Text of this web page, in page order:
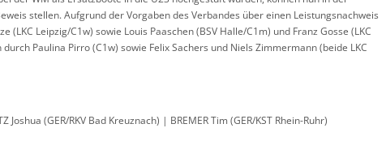
stellen. Aufgrund der Vorgaben des Verbandes über einen Leistungsnachweis
(LKC Leipzig/C1w) sowie Louis Paaschen (BSV Halle/C1m) und Franz Gosse (LKC
Paulina Pirro (C1w) sowie Felix Sachers und Niels Zimmermann (beide LKC
Joshua (GER/RKV Bad Kreuznach) | BREMER Tim (GER/KST Rhein-Ruhr)